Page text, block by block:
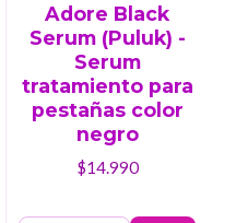
Adore Black
Serum (Puluk) -
Serum
tratamiento para
pestañas color
negro
$14.990